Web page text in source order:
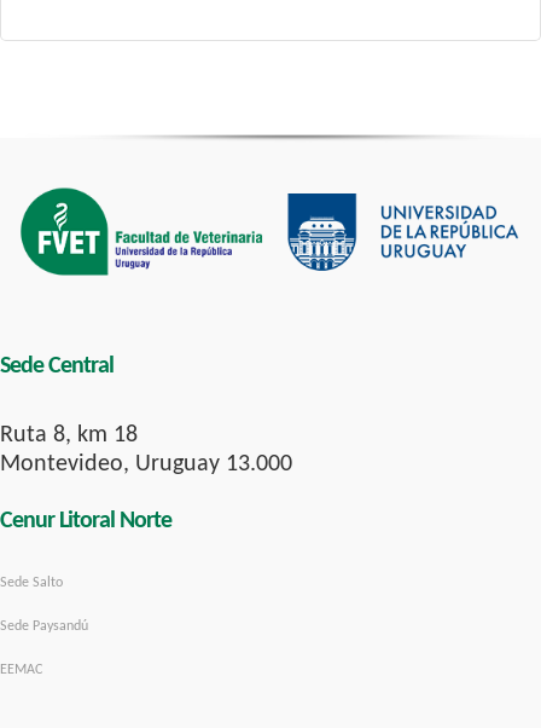
Sede Central
Ruta 8, km 18
Montevideo, Uruguay 13.000
Cenur Litoral Norte
Sede Salto
Sede Paysandú
EEMAC